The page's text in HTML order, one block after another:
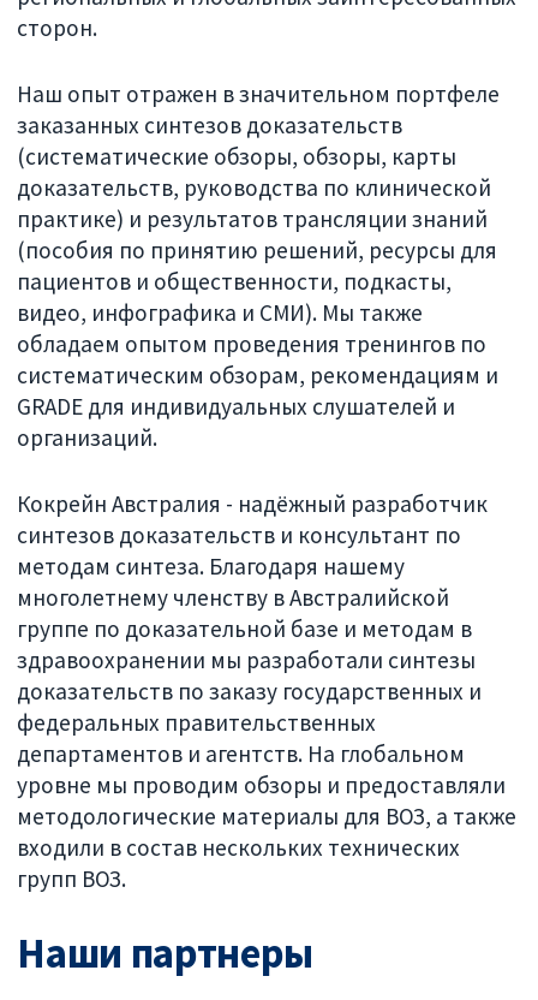
сторон.
Наш опыт отражен в значительном портфеле
заказанных синтезов доказательств
(систематические обзоры, обзоры, карты
доказательств, руководства по клинической
практике) и результатов трансляции знаний
(пособия по принятию решений, ресурсы для
пациентов и общественности, подкасты,
видео, инфографика и СМИ). Мы также
обладаем опытом проведения тренингов по
систематическим обзорам, рекомендациям и
GRADE для индивидуальных слушателей и
организаций.
Кокрейн Австралия - надёжный разработчик
синтезов доказательств и консультант по
методам синтеза. Благодаря нашему
многолетнему членству в Австралийской
группе по доказательной базе и методам в
здравоохранении мы разработали синтезы
доказательств по заказу государственных и
федеральных правительственных
департаментов и агентств. На глобальном
уровне мы проводим обзоры и предоставляли
методологические материалы для ВОЗ, а также
входили в состав нескольких технических
групп ВОЗ.
Наши партнеры